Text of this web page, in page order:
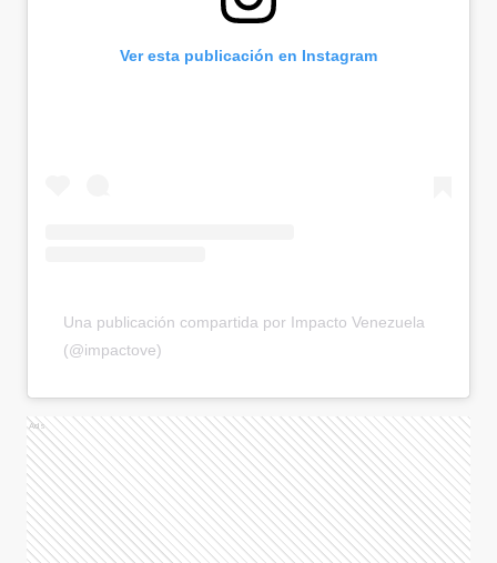
Ver esta publicación en Instagram
Una publicación compartida por Impacto Venezuela
(@impactove)
Ads